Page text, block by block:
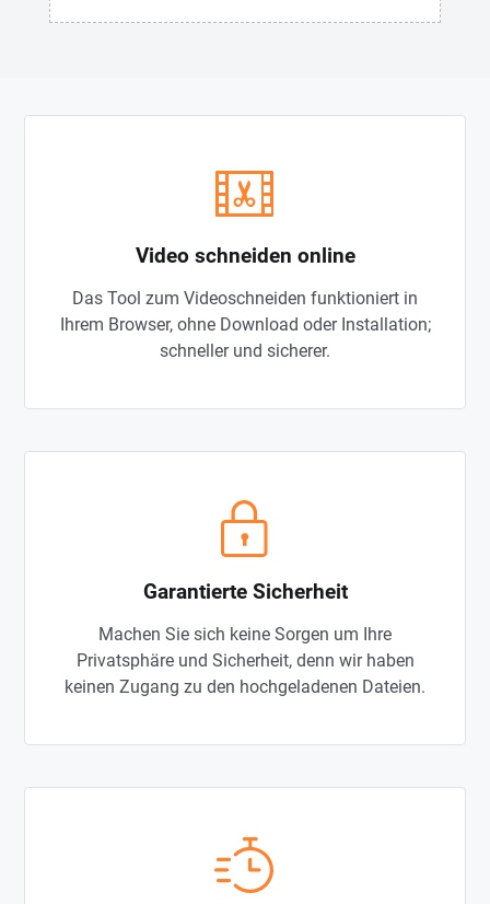
Video schneiden online
Das Tool zum Videoschneiden funktioniert in
Ihrem Browser, ohne Download oder Installation;
schneller und sicherer.
Garantierte Sicherheit
Machen Sie sich keine Sorgen um Ihre
Privatsphäre und Sicherheit, denn wir haben
keinen Zugang zu den hochgeladenen Dateien.